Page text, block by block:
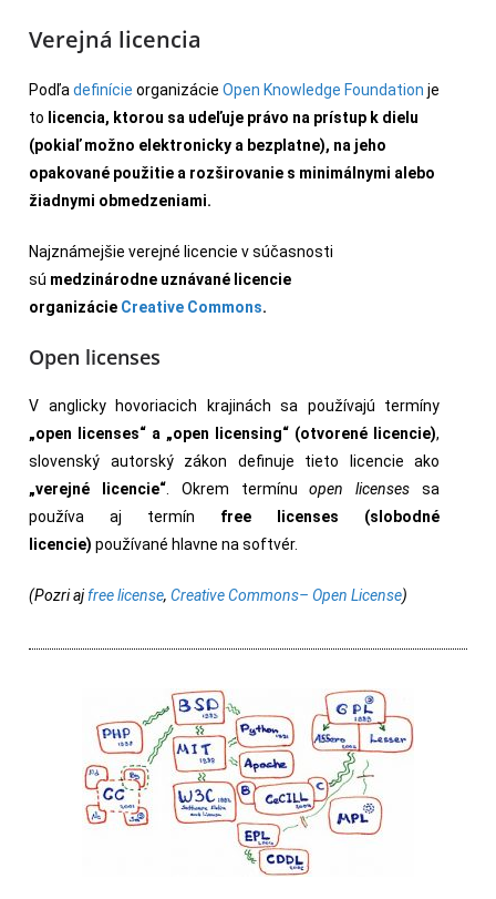
Verejná licencia
Podľa definície organizácie Open Knowledge Foundation je
to licencia, ktorou sa udeľuje právo na prístup k dielu
(pokiaľ možno elektronicky a bezplatne), na jeho
opakované použitie a rozširovanie s minimálnymi alebo
žiadnymi obmedzeniami.
Najznámejšie verejné licencie v súčasnosti
sú medzinárodne uznávané licencie
organizácie Creative Commons.
Open licenses
V anglicky hovoriacich krajinách sa používajú termíny
„open licenses“ a „open licensing“ (otvorené licencie),
slovenský autorský zákon definuje tieto licencie ako
„verejné licencie“. Okrem termínuopen licenses sa
používa aj termín free licenses (slobodné
licencie) používané hlavne na softvér.
(Pozri ajfree license, Creative Commons– Open License)